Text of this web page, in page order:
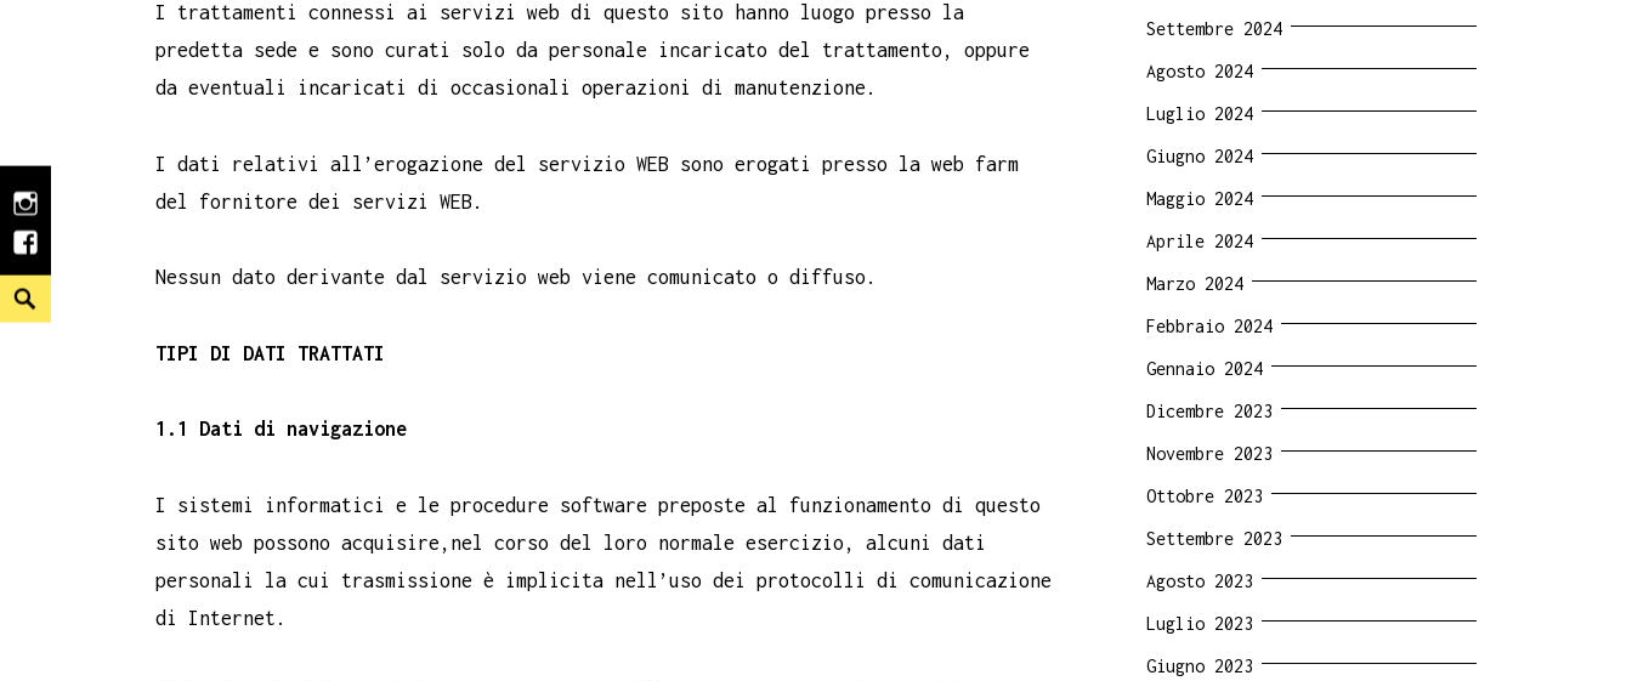
instagram
facebook
Search
I trattamenti connessi ai servizi web di questo sito hanno luogo presso la
predetta sede e sono curati solo da personale incaricato del trattamento, oppure
da eventuali incaricati di occasionali operazioni di manutenzione.
I dati relativi all’erogazione del servizio WEB sono erogati presso la web farm
del fornitore dei servizi WEB.
Nessun dato derivante dal servizio web viene comunicato o diffuso.
TIPI DI DATI TRATTATI
1.1 Dati di navigazione
I sistemi informatici e le procedure software preposte al funzionamento di questo
sito web possono acquisire,nel corso del loro normale esercizio, alcuni dati
personali la cui trasmissione è implicita nell’uso dei protocolli di comunicazione
di Internet.
Settembre 2024
Agosto 2024
Luglio 2024
Giugno 2024
Maggio 2024
Aprile 2024
Marzo 2024
Febbraio 2024
Gennaio 2024
Dicembre 2023
Novembre 2023
Ottobre 2023
Settembre 2023
Agosto 2023
Luglio 2023
Giugno 2023